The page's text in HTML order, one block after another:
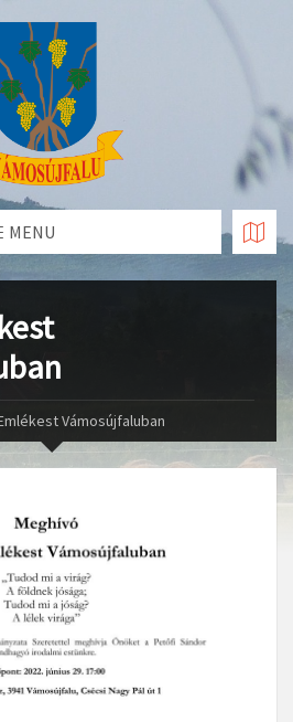
MENU
Vámosújfaluban